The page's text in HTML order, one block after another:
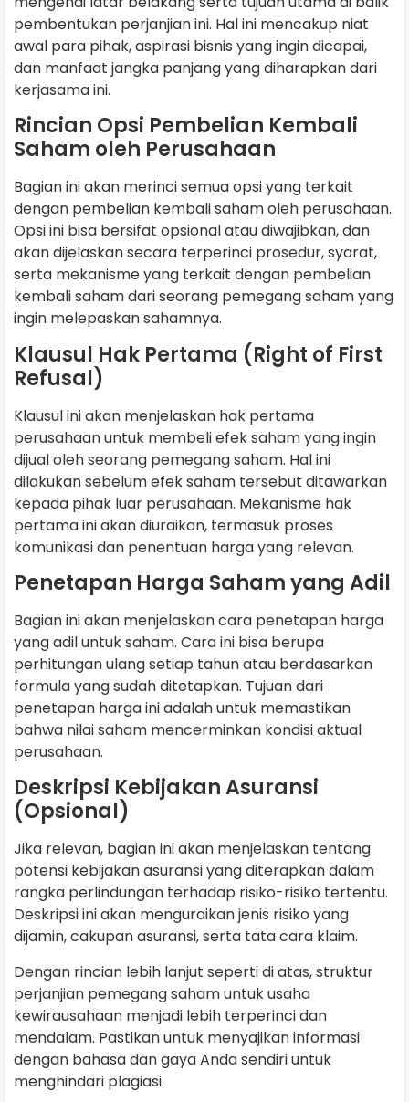
pembentukan perjanjian ini. Hal ini mencakup niat
awal para pihak, aspirasi bisnis yang ingin dicapai,
dan manfaat jangka panjang yang diharapkan dari
kerjasama ini.
Rincian Opsi Pembelian Kembali
Saham oleh Perusahaan
Bagian ini akan merinci semua opsi yang terkait
dengan pembelian kembali saham oleh perusahaan.
Opsi ini bisa bersifat opsional atau diwajibkan, dan
akan dijelaskan secara terperinci prosedur, syarat,
serta mekanisme yang terkait dengan pembelian
kembali saham dari seorang pemegang saham yang
ingin melepaskan sahamnya.
Klausul Hak Pertama (Right of First
Refusal)
Klausul ini akan menjelaskan hak pertama
perusahaan untuk membeli efek saham yang ingin
dijual oleh seorang pemegang saham. Hal ini
dilakukan sebelum efek saham tersebut ditawarkan
kepada pihak luar perusahaan. Mekanisme hak
pertama ini akan diuraikan, termasuk proses
komunikasi dan penentuan harga yang relevan.
Penetapan Harga Saham yang Adil
Bagian ini akan menjelaskan cara penetapan harga
yang adil untuk saham. Cara ini bisa berupa
perhitungan ulang setiap tahun atau berdasarkan
formula yang sudah ditetapkan. Tujuan dari
penetapan harga ini adalah untuk memastikan
bahwa nilai saham mencerminkan kondisi aktual
perusahaan.
Deskripsi Kebijakan Asuransi
(Opsional)
Jika relevan, bagian ini akan menjelaskan tentang
potensi kebijakan asuransi yang diterapkan dalam
rangka perlindungan terhadap risiko-risiko tertentu.
Deskripsi ini akan menguraikan jenis risiko yang
dijamin, cakupan asuransi, serta tata cara klaim.
Dengan rincian lebih lanjut seperti di atas, struktur
perjanjian pemegang saham untuk usaha
kewirausahaan menjadi lebih terperinci dan
mendalam. Pastikan untuk menyajikan informasi
dengan bahasa dan gaya Anda sendiri untuk
menghindari plagiasi.